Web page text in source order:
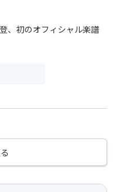
、初のオフィシャル楽譜